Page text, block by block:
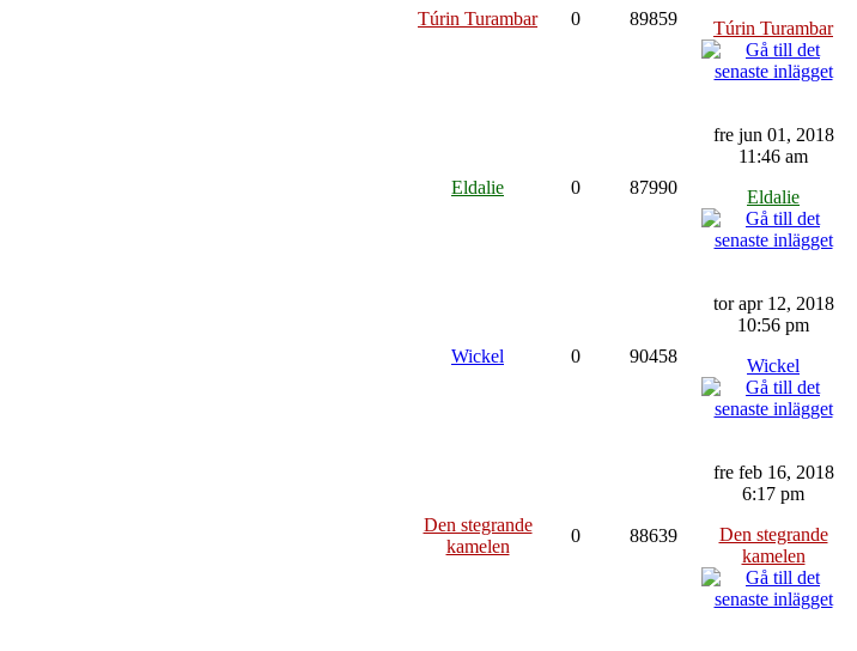
Túrin Turambar 0 89859
Túrin Turambar
Eldalie 0 87990
fre jun 01, 2018
11:46 am
Eldalie
Wickel 0 90458
tor apr 12, 2018
10:56 pm
Wickel
Den stegrande
kamelen
0 88639
fre feb 16, 2018
6:17 pm
Den stegrande
kamelen